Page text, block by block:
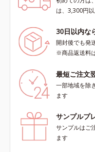
は、3,300円
30日以内な
開封後でも発
※商品返送料
最短ご注文
一部地域を除
ます
サンプルプ
サンプルはご
ます